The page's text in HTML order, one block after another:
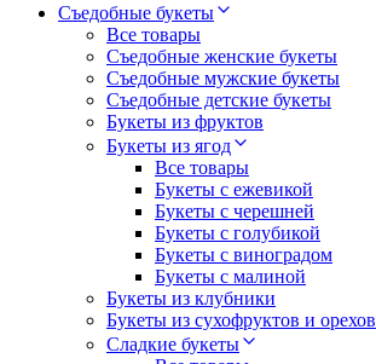
Съедобные букеты
Все товары
Съедобные женские букеты
Съедобные мужские букеты
Съедобные детские букеты
Букеты из фруктов
Букеты из ягод
Все товары
Букеты с ежевикой
Букеты с черешней
Букеты с голубикой
Букеты с виноградом
Букеты с малиной
Букеты из клубники
Букеты из сухофруктов и орехов
Сладкие букеты